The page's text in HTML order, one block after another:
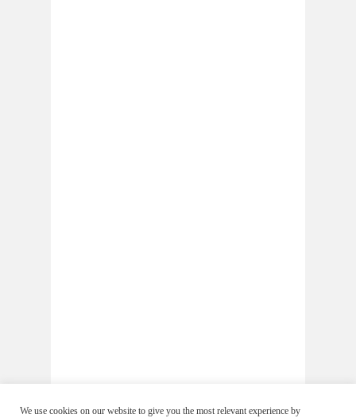
We use cookies on our website to give you the most relevant experience by